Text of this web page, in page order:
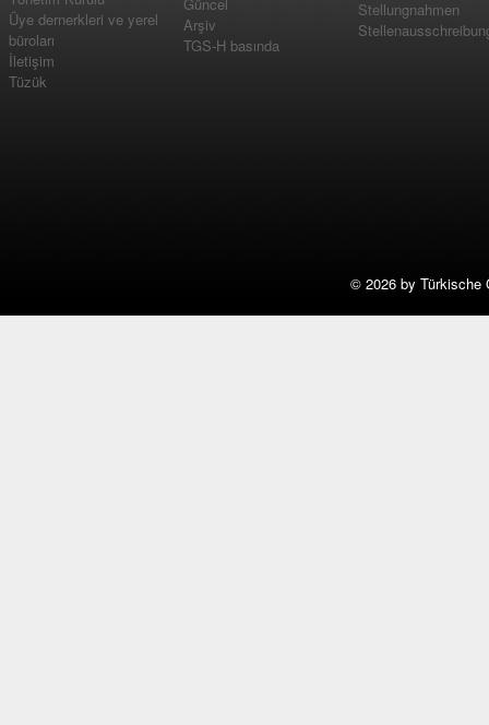
Üye dernerkleri ve yerel
büroları
İletişim
Tüzük
Arşiv
TGS-H basında
Stellungnahmen
© 2026 by Türkische